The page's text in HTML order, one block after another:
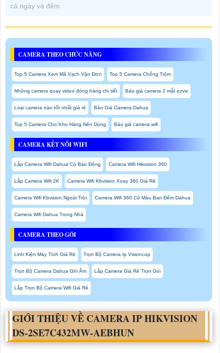
cả ngày và đêm
CAMERA THEO CHỨC NĂNG
Top 5 Camera Xem Mã Vạch Vận Đơn Top 5 Camera Chống Trộm
Những camera quay video đóng hàng chi tiết Báo giá camera 2 mắt ezviz
Loại camera nào tốt nhất giá rẻ Báo Giá Camera Dahua
Top 5 Camera Cho Kho Hàng Nên Dùng Báo giá camera wifi
CAMERA KẾT NỐI WIFI
Lắp Camera Wifi Dahua Có Báo Động Camera Wifi Hikvision 360
Lắp Camera Wifi 2K Camera Wifi Kbvision Xoay 360 Giá Rẻ
Camera Wifi Kbvision Ngoài Trời Camera Wifi 360 Có Màu Ban Đêm Dahua
Camera Wifi Dahua Trong Nhà
CAMERA THEO GÓI
Linh Kiện Máy Tính Giá Rẻ Trọn Bộ Camera Ip Visioncop
Trọn Bộ Camera Dahua Ghi Âm Lắp Camera Giá Rẻ Trọn Gói
Lắp Trọn Bộ Camera Wifi Giá Rẻ
GIỚI THIỆU VỀ CAMERA IP HIKVISION
DS-2SE7C432MW-AEBHUN